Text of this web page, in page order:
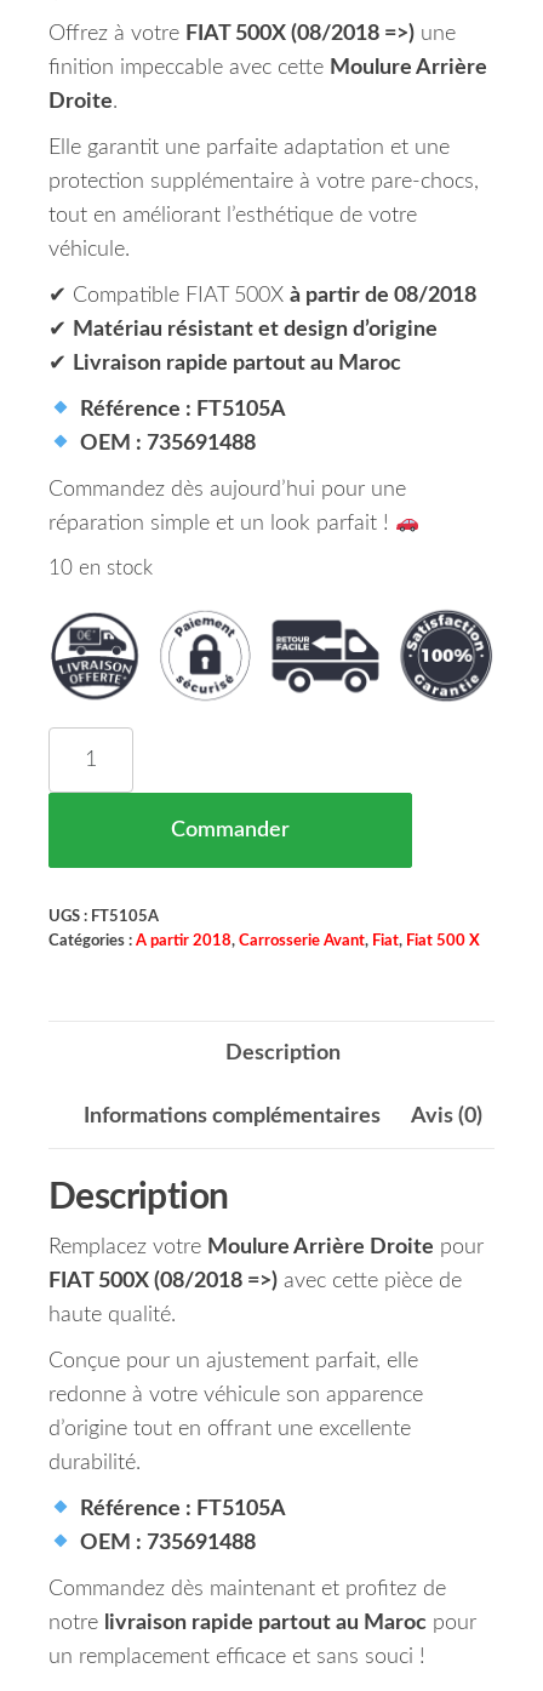
Offrez à votre FIAT 500X (08/2018 =>) une
finition impeccable avec cette Moulure Arrière
Droite.
Elle garantit une parfaite adaptation et une
protection supplémentaire à votre pare-chocs,
tout en améliorant l’esthétique de votre
véhicule.
✔ Compatible FIAT 500X à partir de 08/2018
✔ Matériau résistant et design d’origine
✔
Livraison rapide partout au Maroc
Référence : FT5105A
OEM : 735691488
Commandez dès aujourd’hui pour une
réparation simple et un look parfait !
10 en stock
Commander
UGS : FT5105A
Catégories : A partir 2018, Carrosserie Avant, Fiat, Fiat 500 X
Description
Informations complémentaires Avis (0)
Description
Remplacez votre Moulure Arrière Droite pour
FIAT 500X (08/2018 =>) avec cette pièce de
haute qualité.
Conçue pour un ajustement parfait, elle
redonne à votre véhicule son apparence
d’origine tout en offrant une excellente
durabilité.
Référence : FT5105A
OEM : 735691488
Commandez dès maintenant et profitez de
notre livraison rapide partout au Maroc pour
un remplacement efficace et sans souci !